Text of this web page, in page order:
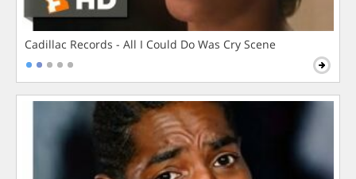
Cadillac Records - All I Could Do Was Cry Scene